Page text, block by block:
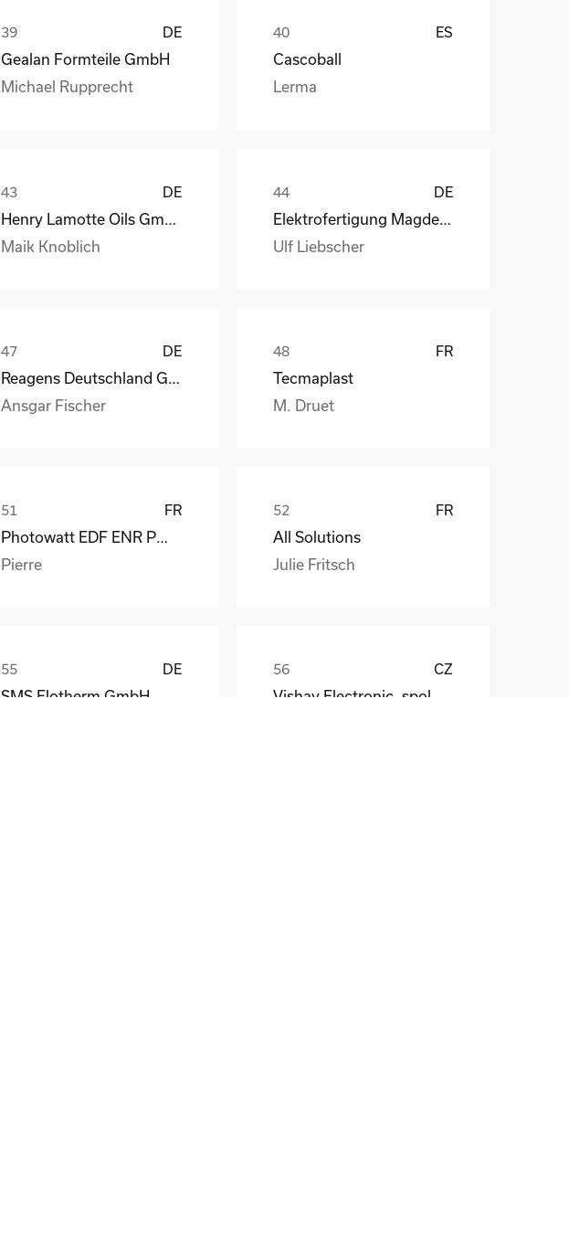
DE
Gealan Formteile GmbH
Michael Rupprecht
ES
Cascoball
Lerma
DE
Maik Knoblich
DE
Elektrofertigung Magdeburg GmbH
Ulf Liebscher
DE
Ansgar Fischer
FR
Tecmaplast
M. Druet
FR
Pierre
FR
All Solutions
Julie Fritsch
DE
SMS Elotherm GmbH
CZ